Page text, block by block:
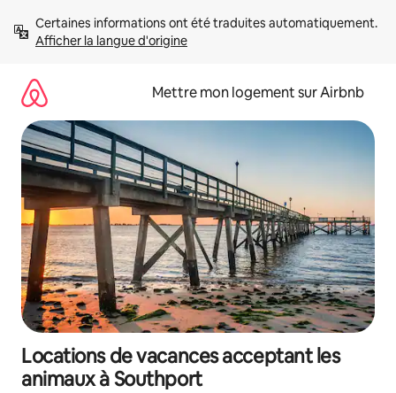
directement
Afficher la langue d'origine
Mettre mon logement sur Airbnb
Locations de vacances acceptant les
animaux à Southport